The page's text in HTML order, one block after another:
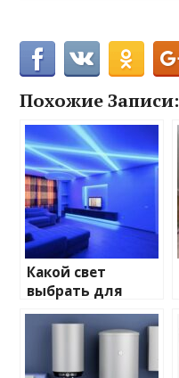
Похожие Записи:
Какой свет
выбрать для
домашнего
освещения